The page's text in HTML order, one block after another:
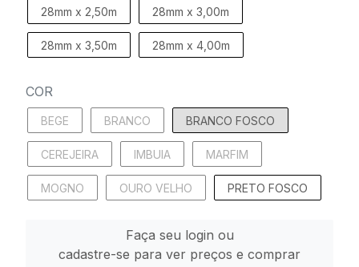
28mm x 2,50m 28mm x 3,00m
28mm x 3,50m 28mm x 4,00m
COR
BEGE BRANCO BRANCO FOSCO
CEREJEIRA IMBUIA MARFIM
MOGNO OURO VELHO PRETO FOSCO
Faça seu login ou
cadastre-se para ver preços e comprar